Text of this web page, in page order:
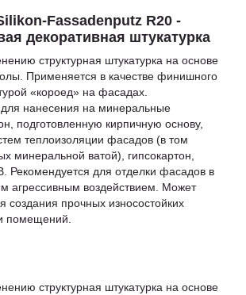
Fassadenputz R20 -
декоративная штукатурка
структурная штукатурка на основе
Применяется в качестве финишного
«короед» на фасадах.
нанесения на минеральные
подготовленную кирпичную основу,
теплоизоляции фасадов (в том
минеральной ватой), гипсокартон,
Рекомендуется для отделки фасадов в
агрессивным воздействием. Может
создания прочных износостойких
помещений.
структурная штукатурка на основе